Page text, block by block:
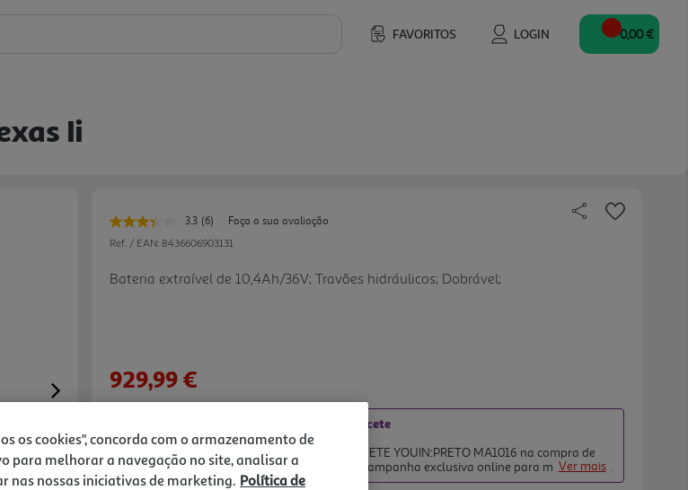
FAVORITOS LOGIN 0,00 €
Ii
Next
3.3 Leu
6
Link
para
(6)
Faça a sua avaliação
Ref. / EAN: 8436606903131
Bateria extraível de 10,4Ah/36V; Travões hidráulicos; Dobrável;
929,99 €
50% de desconto imediato no Capacete
De 6/7/2026 a 31/8/2026
50% de desconto imediato no CAPACETE YOUIN:PRETO MA1016 na compra de
uma bicicleta ou trotinete eléctrica. Campanha exclusiva online para membros do
Clube Auchan. Limitado ao stock existente. Adicione a Bicicleta ou Trotinete mais o
Ver mais
os cookies", concorda com o armazenamento de
para melhorar a navegação no site, analisar a
nas nossas iniciativas de marketing. Política de